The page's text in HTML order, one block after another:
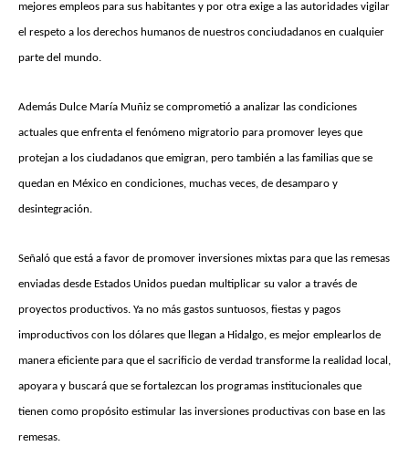
mejores empleos para sus habitantes y por otra exige a las autoridades vigilar
el respeto a los derechos humanos de nuestros conciudadanos en cualquier
parte del mundo.
Además Dulce María Muñiz se comprometió a analizar las condiciones
actuales que enfrenta el fenómeno migratorio para promover leyes que
protejan a los ciudadanos que emigran, pero también a las familias que se
quedan en México en condiciones, muchas veces, de desamparo y
desintegración.
Señaló que está a favor de promover inversiones mixtas para que las remesas
enviadas desde Estados Unidos puedan multiplicar su valor a través de
proyectos productivos. Ya no más gastos suntuosos, fiestas y pagos
improductivos con los dólares que llegan a Hidalgo, es mejor emplearlos de
manera eficiente para que el sacrificio de verdad transforme la realidad local,
apoyara y buscará que se fortalezcan los programas institucionales que
tienen como propósito estimular las inversiones productivas con base en las
remesas.